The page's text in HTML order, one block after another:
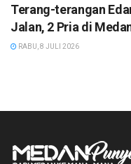
Terang-terangan
Jalan, 2 Pria di
RABU, 8 JULI 2026